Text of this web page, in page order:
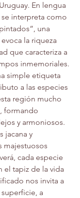
En lengua
se interpreta como
una
la riqueza
que caracteriza a
inmemoriales.
simple etiqueta
a las especies
región mucho
formando
y armoniosos.
jacana y
majestuosos
cada especie
el tapiz de la vida
nos invita a
a